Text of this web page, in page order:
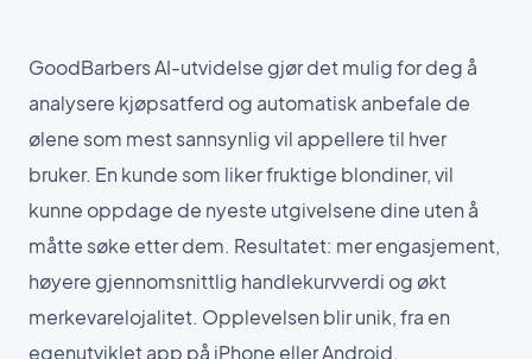
GoodBarbers AI-utvidelse gjør det mulig for deg å
analysere kjøpsatferd og automatisk anbefale de
ølene som mest sannsynlig vil appellere til hver
bruker. En kunde som liker fruktige blondiner, vil
kunne oppdage de nyeste utgivelsene dine uten å
måtte søke etter dem. Resultatet: mer engasjement,
høyere gjennomsnittlig handlekurvverdi og økt
merkevarelojalitet. Opplevelsen blir unik, fra en
egenutviklet app på iPhone eller Android.